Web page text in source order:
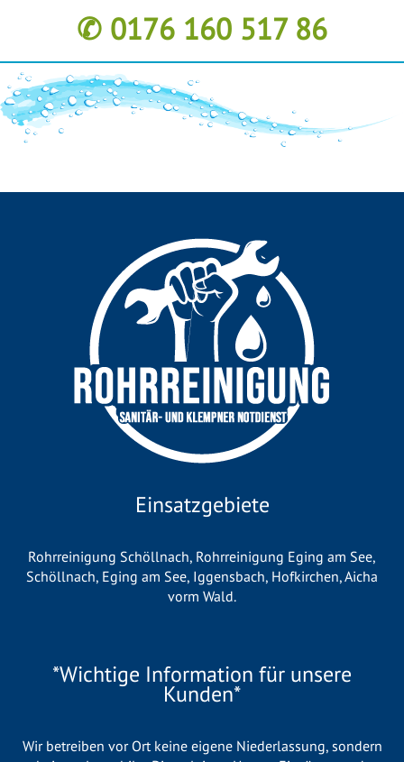
✆ 0176 160 517 86
Einsatzgebiete
Rohrreinigung Schöllnach, Rohrreinigung Eging am See,
Schöllnach, Eging am See, Iggensbach, Hofkirchen,Aicha
vorm Wald.
*Wichtige Information für unsere
Kunden*
Wir betreiben vor Ort keine eigene Niederlassung, sondern